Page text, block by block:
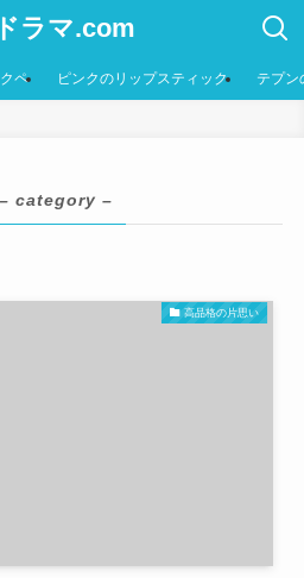
ラマ.com
ペ ピンクのリップスティック テプン
– category –
高品格の片思い